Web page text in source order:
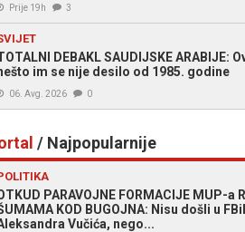
Prije 19h 3
DEBAKL SAUDIJSKE ARABIJE:
im se nije desilo od 1985. godine
06. Avg. 2026 0
/ Najpopularnije
PARAVOJNE FORMACIJE MUP-a
KOD BUGOJNA: Nisu došli u
Vučića, nego...